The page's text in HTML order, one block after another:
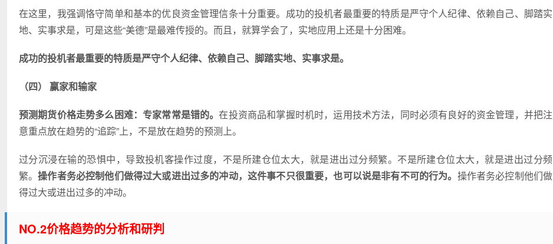
在这里，我强调恪守简单和基本的优良资金管理信条十分重要。成功的投机者最重要的特质是严守个人纪律、依赖自己、脚踏实
地、实事求是，可是这些“美德”是最难传授的。而且，就算学会了，实地应用上还是十分困难。
成功的投机者最重要的特质是严守个人纪律、依赖自己、脚踏实地、实事求是。
（四） 赢家和输家
预测期货价格走势多么困难：专家常常是错的。在投资商品和掌握时机时，运用技术方法，同时必须有良好的资金管理，并把注
意重点放在趋势的“追踪”上，不是放在趋势的预测上。
过分沉浸在输的恐惧中，导致投机客操作过度，不是所建仓位太大，就是进出过分频繁。不是所建仓位太大，就是进出过分频
繁。操作者务必控制他们做得过大或进出过多的冲动，这件事不只很重要，也可以说是非有不可的行为。 操作者务必控制他们做
得过大或进出过多的冲动。
NO.2价格趋势的分析和研判